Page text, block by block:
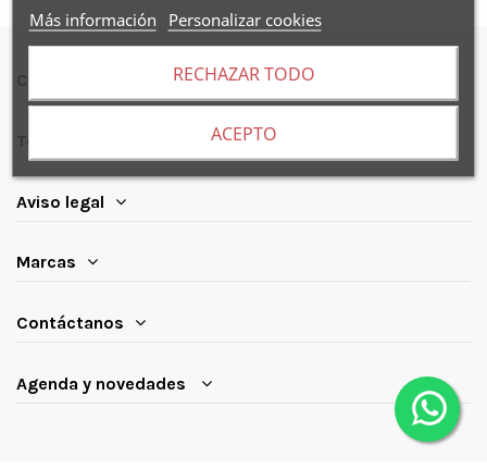
Compra segura
Todo sobre
Aviso legal
Marcas
Contáctanos
Más información
Personalizar cookies
RECHAZAR TODO
ACEPTO
Agenda y novedades